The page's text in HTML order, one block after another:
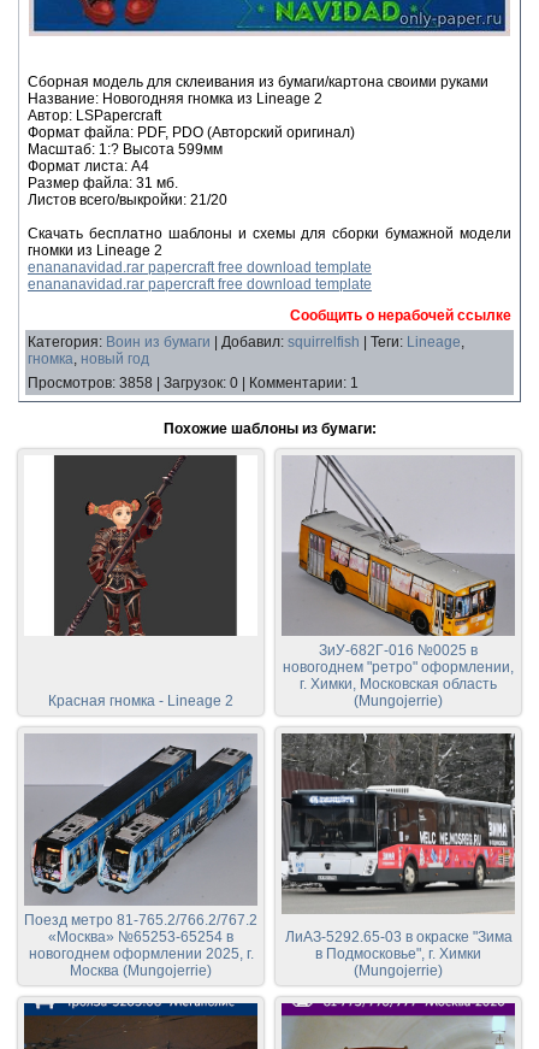
Сборная модель для склеивания из бумаги/картона своими руками
Название: Новогодняя гномка из Lineage 2
Автор: LSPapercraft
Формат файла: PDF, PDO (Авторский оригинал)
Масштаб: 1:? Высота 599мм
Формат листа: А4
Размер файла: 31 мб.
Листов всего/выкройки: 21/20
Скачать бесплатно шаблоны и схемы для сборки бумажной модели
гномки из Lineage 2
enananavidad.rar papercraft free download template
enananavidad.rar papercraft free download template
Сообщить о нерабочей ссылке
Категория: Воин из бумаги Добавил: squirrelfish Теги: Lineage,
гномка, новый год
Просмотров: 3858 Загрузок: 0 Комментарии: 1
Похожие шаблоны из бумаги:
Красная гномка - Lineage 2
ЗиУ-682Г-016 №0025 в
новогоднем "ретро" оформлении,
г. Химки, Московская область
(Mungojerrie)
Поезд метро 81-765.2/766.2/767.2
«Москва» №65253-65254 в
новогоднем оформлении 2025, г.
Москва (Mungojerrie)
ЛиАЗ-5292.65-03 в окраске "Зима
в Подмосковье", г. Химки
(Mungojerrie)